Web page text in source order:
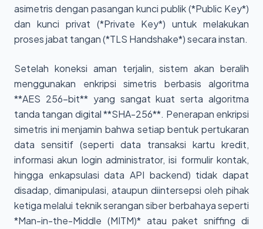
asimetris dengan pasangan kunci publik (*Public Key*)
dan kunci privat (*Private Key*) untuk melakukan
proses jabat tangan (*TLS Handshake*) secara instan.
Setelah koneksi aman terjalin, sistem akan beralih
menggunakan enkripsi simetris berbasis algoritma
**AES 256-bit** yang sangat kuat serta algoritma
tanda tangan digital **SHA-256**. Penerapan enkripsi
simetris ini menjamin bahwa setiap bentuk pertukaran
data sensitif (seperti data transaksi kartu kredit,
informasi akun login administrator, isi formulir kontak,
hingga enkapsulasi data API backend) tidak dapat
disadap, dimanipulasi, ataupun diintersepsi oleh pihak
ketiga melalui teknik serangan siber berbahaya seperti
*Man-in-the-Middle (MITM)* atau paket sniffing di